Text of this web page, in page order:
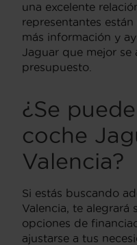
una excelente
representantes
más información y
Jaguar que mejor se
presupuesto.
¿Se
coche
Valencia?
Si estás buscando
Valencia, te alegrará
opciones de
ajustarse a tus